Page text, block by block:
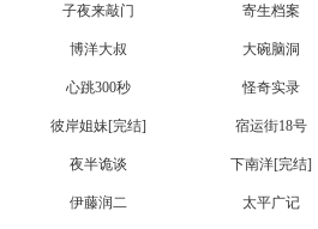
寄生档案
子夜来敲门
大碗脑洞
博洋大叔
怪奇实录
心跳300秒
宿运街18号
彼岸姐妹[完结]
下南洋[完结]
夜半诡谈
太平广记
伊藤润二